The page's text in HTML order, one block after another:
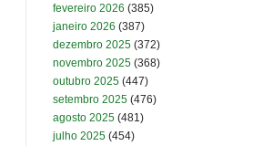
fevereiro 2026 (385)
janeiro 2026 (387)
dezembro 2025 (372)
novembro 2025 (368)
outubro 2025 (447)
setembro 2025 (476)
agosto 2025 (481)
julho 2025 (454)